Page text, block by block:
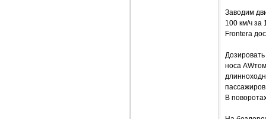
Заводим
100 км/ч за
Frontera
носа
В